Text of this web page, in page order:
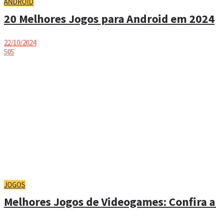
20 Melhores Jogos para Android em 2024
22/10/2024
505
JOGOS
Melhores Jogos de Videogames: Confira